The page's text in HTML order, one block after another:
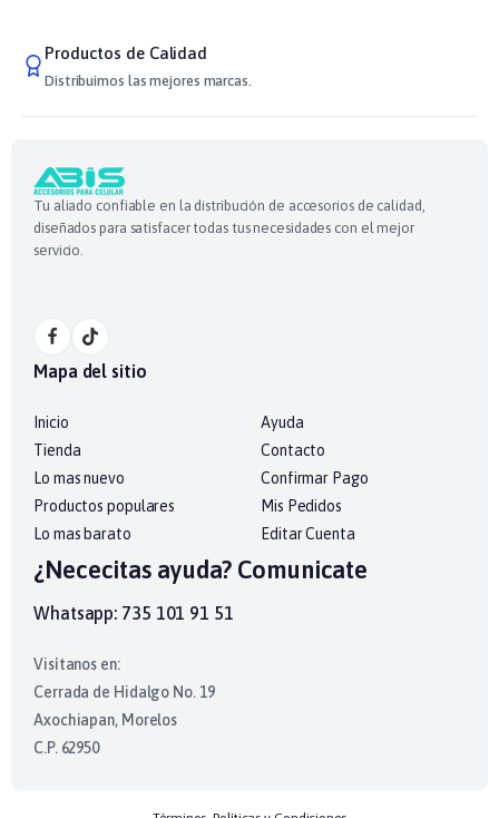
Productos de Calidad
Distribuimos las mejores marcas.
Tu aliado confiable en la distribución de accesorios de calidad,
diseñados para satisfacer todas tus necesidades con el mejor
servicio.
Mapa del sitio
Inicio
Tienda
Lo mas nuevo
Productos populares
Lo mas barato
Ayuda
Contacto
Confirmar Pago
Mis Pedidos
Editar Cuenta
¿Nececitas ayuda? Comunicate
Whatsapp: 735 101 91 51
Visítanos en:
Cerrada de Hidalgo No. 19
Axochiapan, Morelos
C.P. 62950